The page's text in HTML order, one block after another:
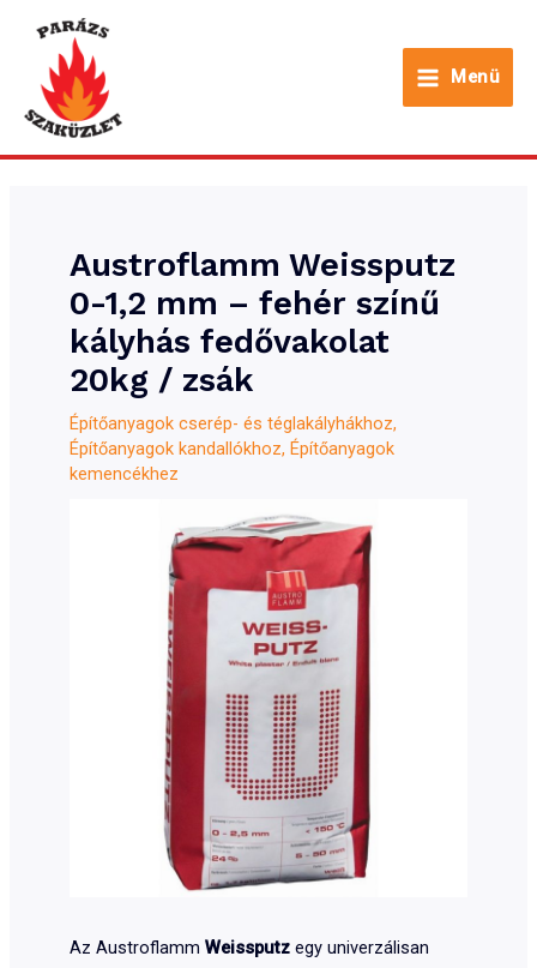
content
Main
Menu
Menü
Austroflamm Weissputz
0-1,2 mm – fehér színű
kályhás fedővakolat
20kg / zsák
Építőanyagok cserép- és téglakályhákhoz,
Építőanyagok kandallókhoz, Építőanyagok
kemencékhez
Az Austroflamm Weissputzegy univerzálisan